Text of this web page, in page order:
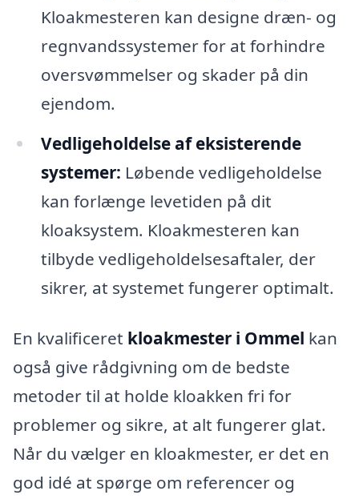
Kloakmesteren kan designe dræn- og
regnvandssystemer for at forhindre
oversvømmelser og skader på din
ejendom.
Vedligeholdelse af eksisterende
systemer: Løbende vedligeholdelse
kan forlænge levetiden på dit
kloaksystem. Kloakmesteren kan
tilbyde vedligeholdelsesaftaler, der
sikrer, at systemet fungerer optimalt.
En kvalificeret kloakmester i Ommel kan
også give rådgivning om de bedste
metoder til at holde kloakken fri for
problemer og sikre, at alt fungerer glat.
Når du vælger en kloakmester, er det en
god idé at spørge om referencer og